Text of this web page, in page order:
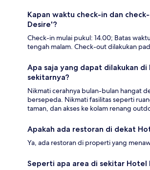
Kapan waktu check-in dan
Desire'?
Check-in mulai pukul: 14.00; Batas
tengah malam. Check-out dilakukan
Apa saja yang dapat dilakukan
sekitarnya?
Nikmati cerahnya bulan-bulan hangat
bersepeda. Nikmati fasilitas seperti
taman, dan akses ke kolam renang
Apakah ada restoran di dekat
Ya, ada restoran di properti yang
Seperti apa area di sekitar Hotel